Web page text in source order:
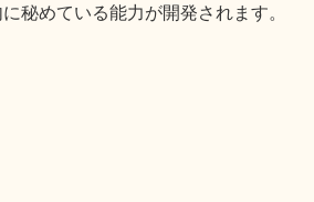
秘めている能力が開発されます。